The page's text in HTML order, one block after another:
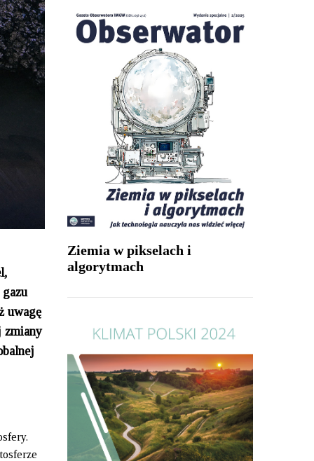
uwagę
zmiany
Ziemia w pikselach i
algorytmach